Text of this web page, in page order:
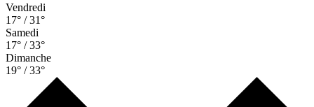
Vendredi
17° / 31°
Samedi
17° / 33°
Dimanche
19° / 33°